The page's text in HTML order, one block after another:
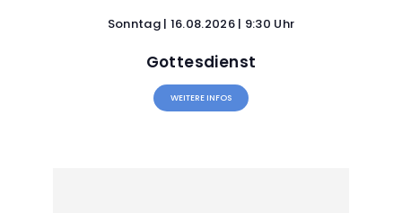
Sonntag | 16.08.2026 | 9:30 Uhr
Gottesdienst
WEITERE INFOS